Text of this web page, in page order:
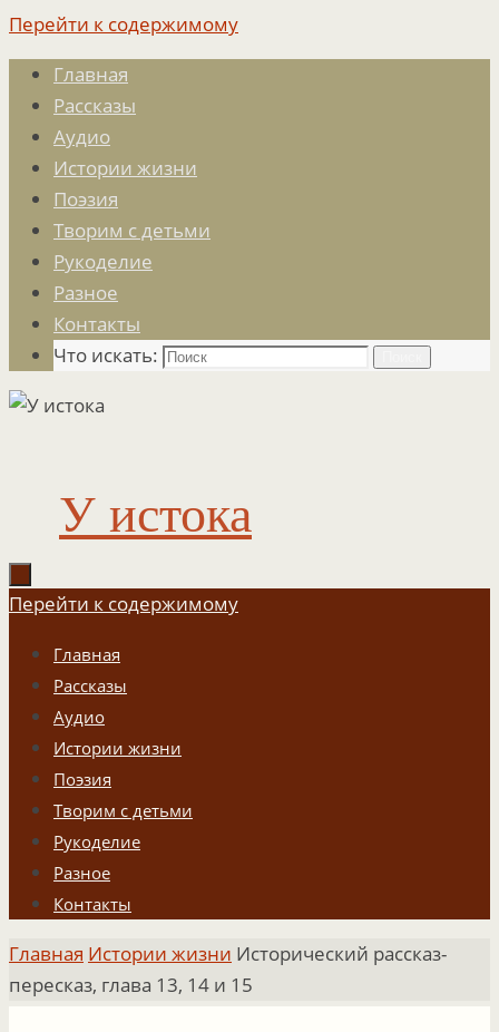
Перейти к содержимому
Главная
Рассказы
Аудио
Истории жизни
Поэзия
Творим с детьми
Рукоделие
Разное
Контакты
Что искать:
У истока
Перейти к содержимому
Главная
Рассказы
Аудио
Истории жизни
Поэзия
Творим с детьми
Рукоделие
Разное
Контакты
Главная Истории жизни Исторический рассказ-
пересказ, глава 13, 14 и 15